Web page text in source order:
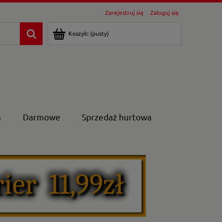
Zarejestruj się Zaloguj się
Koszyk: (pusty)
Darmowe Sprzedaż hurtowa